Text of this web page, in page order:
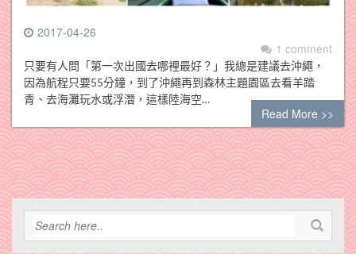
2017-04-26
1 comment
只要有人問「第一次出國去哪裡最好？」我總是建議去沖繩，
因為航程只要55分鐘，到了沖繩再到森林主題園區去看羊踏
青、去海灘玩水或浮潛，這樣陸海空…
Read More >>